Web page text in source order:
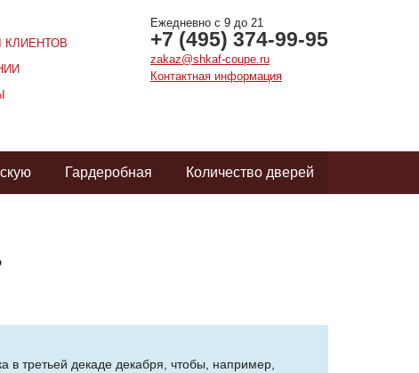
Ежедневно с 9 до 21
+7 (495) 374-99-95
zakaz@shkaf-coupe.ru
Контактная информация
Гардеробная Количество дверей
в третьей декаде декабря, чтобы, например,